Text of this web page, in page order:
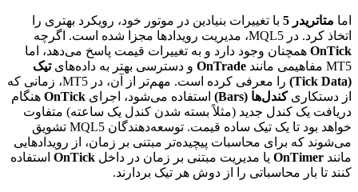
اما متاتریدر 5
با تغییرات بنیادین در موتور خود، رویکرد بهتری را
اتخاذ کرد. در MQL5، مدیریت رویدادها مجزا شده است. اگرچه
OnTick همچنان وجود دارد و به تغییرات قیمت پاسخ می‌دهد، اما
MT5 مفاهیمی مانند
OnTrade و دسترسی بهتر به داده‌هایتیک
(Tick Data)
را معرفی کرده است. مهم‌تر از آن، در MT5، زمانی که
از دستکاریکندل‌ها (Bars) استفاده می‌شود، اجرای OnTick هنگام
دریافت یک کندل جدید (مثلاً بسته شدن کندل یک ساعته) متفاوت
خواهد بود تا یک تیک ساده قیمت. توسعه‌دهندگان MQL5 تشویق
می‌شوند که برای محاسبات پیچیده‌تر مبتنی بر زمان، از رویدادهایی
مانند OnTimer یا مدیریت مبتنی بر زمان در داخل OnTick استفاده
کنند تا بار محاسباتی را از دوش هر تیک بردارند.